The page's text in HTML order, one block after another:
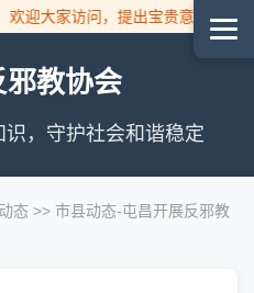
欢迎大家访问，提出宝贵意见！
教协会
，守护社会和谐稳定
态 >> 市县动态-屯昌开展反邪教